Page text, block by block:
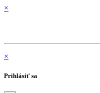
×
×
Prihlásiť sa